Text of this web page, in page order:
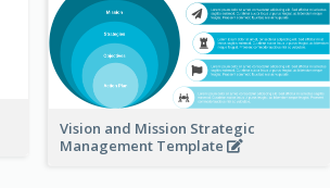
Vision and Mission Strategic
Management Template